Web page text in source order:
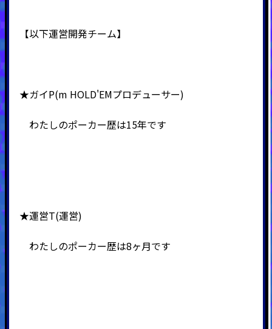
【以下運営開発チーム】
★ガイP(m HOLD'EMプロデューサー)
わたしのポーカー歴は15年です
★運営T(運営)
わたしのポーカー歴は8ヶ月です